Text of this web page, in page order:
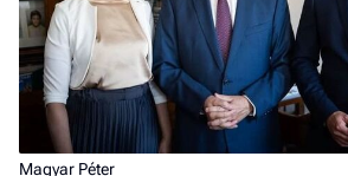
Magyar Péter